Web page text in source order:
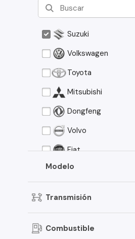
Suzuki
Volkswagen
Toyota
Mitsubishi
Dongfeng
Volvo
Fiat
Brilliance
Great Wall
Modelo
Transmisión
Combustible